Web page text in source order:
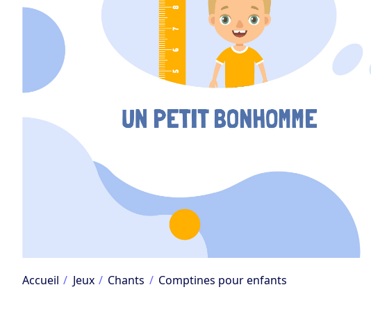
Accueil Jeux Chants Comptines pour enfants